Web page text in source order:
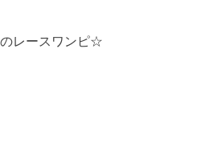
レースワンピ☆